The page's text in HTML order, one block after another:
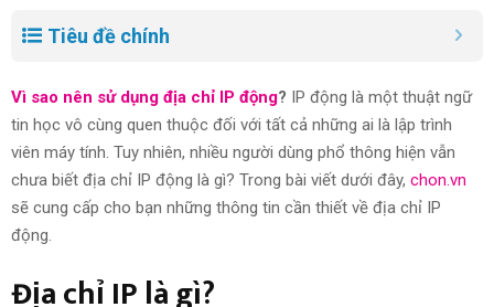
Tiêu đề chính
Vì sao nên sử dụng địa chỉ IP động? IP động là một thuật ngữ
tin học vô cùng quen thuộc đối với tất cả những ai là lập trình
viên máy tính. Tuy nhiên, nhiều người dùng phổ thông hiện vẫn
chưa biết địa chỉ IP động là gì? Trong bài viết dưới đây, chon.vn
sẽ cung cấp cho bạn những thông tin cần thiết về địa chỉ IP
động.
Địa chỉ IP là gì?